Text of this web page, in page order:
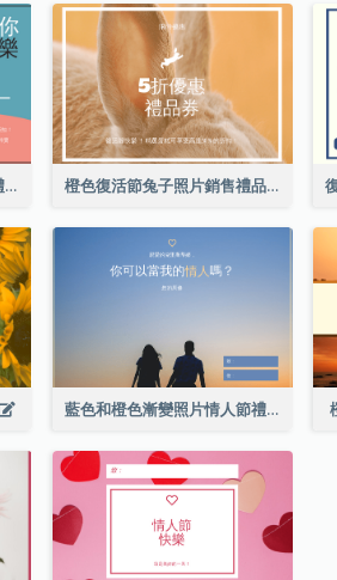
粉色和藍色復活節彩蛋銷售禮品卡 橙色復活節兔子照片銷售禮品卡
藍色和橙色漸變照片情人節禮品卡